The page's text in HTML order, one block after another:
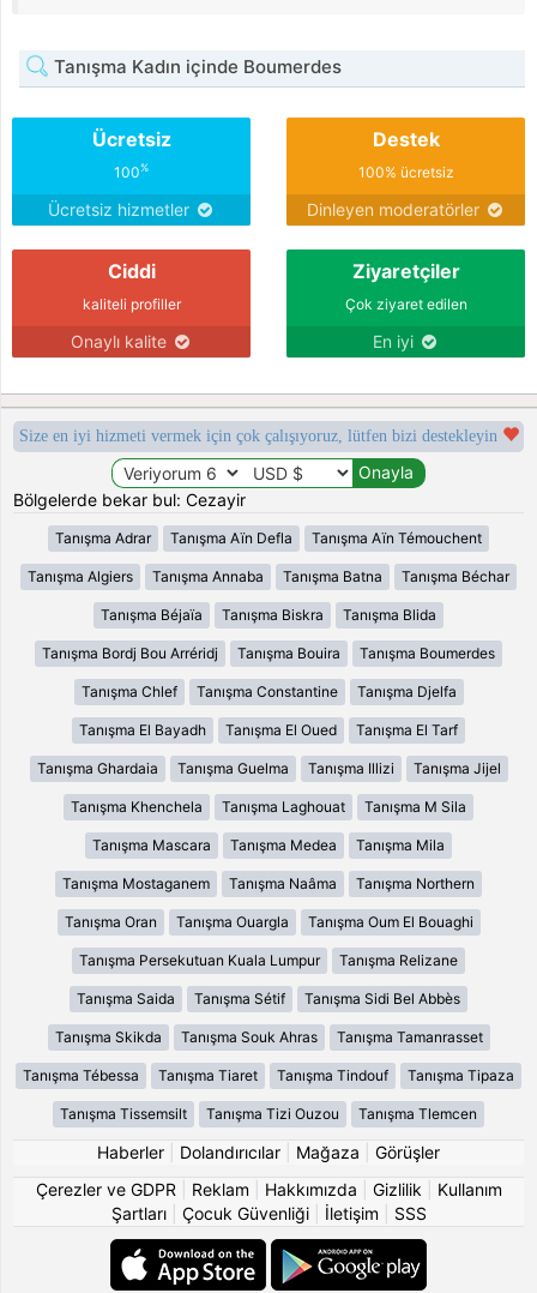
Tanışma Kadın içinde Boumerdes
Ücretsiz
100%
Ücretsiz hizmetler
Destek
100% ücretsiz
Dinleyen moderatörler
Ciddi
kaliteli profiller
Onaylı kalite
Ziyaretçiler
Çok ziyaret edilen
En iyi
Size en iyi hizmeti vermek için çok çalışıyoruz, lütfen bizi destekleyin
Bölgelerde bekar bul: Cezayir
Tanışma Adrar Tanışma Aïn Defla Tanışma Aïn Témouchent
Tanışma Algiers Tanışma Annaba Tanışma Batna Tanışma Béchar
Tanışma Béjaïa Tanışma Biskra Tanışma Blida
Tanışma Bordj Bou Arréridj Tanışma Bouira Tanışma Boumerdes
Tanışma Chlef Tanışma Constantine Tanışma Djelfa
Tanışma El Bayadh Tanışma El Oued Tanışma El Tarf
Tanışma Ghardaia Tanışma Guelma Tanışma Illizi Tanışma Jijel
Tanışma Khenchela Tanışma Laghouat Tanışma M Sila
Tanışma Mascara Tanışma Medea Tanışma Mila
Tanışma Mostaganem Tanışma Naâma Tanışma Northern
Tanışma Oran Tanışma Ouargla Tanışma Oum El Bouaghi
Tanışma Persekutuan Kuala Lumpur Tanışma Relizane
Tanışma Saida Tanışma Sétif Tanışma Sidi Bel Abbès
Tanışma Skikda Tanışma Souk Ahras Tanışma Tamanrasset
Tanışma Tébessa Tanışma Tiaret Tanışma Tindouf Tanışma Tipaza
Tanışma Tissemsilt Tanışma Tizi Ouzou Tanışma Tlemcen
Haberler Dolandırıcılar Mağaza
Görüşler
Çerezler ve GDPR
Reklam Hakkımızda Gizlilik
Kullanım
Şartları| Çocuk Güvenliği| İletişim SSS